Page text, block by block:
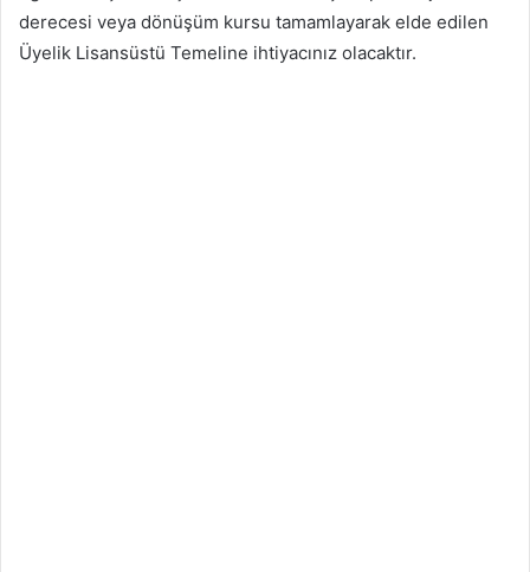
derecesi veya dönüşüm kursu tamamlayarak elde edilen
Üyelik Lisansüstü Temeline ihtiyacınız olacaktır.